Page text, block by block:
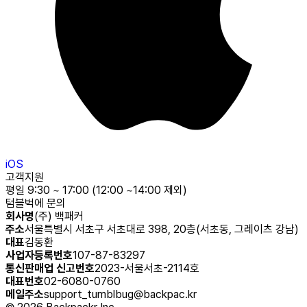
iOS
고객지원
평일 9:30 ~ 17:00 (12:00 ~14:00 제외)
텀블벅에 문의
회사명(주) 백패커
주소서울특별시 서초구 서초대로 398, 20층(서초동, 그레이츠 강남)
대표김동환
사업자등록번호107-87-83297
통신판매업 신고번호2023-서울서초-2114호
대표번호02-6080-0760
메일주소support_tumblbug@backpac.kr